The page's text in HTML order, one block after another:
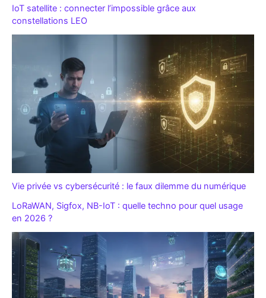
IoT satellite : connecter l’impossible grâce aux
constellations LEO
Vie privée vs cybersécurité : le faux dilemme du numérique
LoRaWAN, Sigfox, NB-IoT : quelle techno pour quel usage
en 2026 ?